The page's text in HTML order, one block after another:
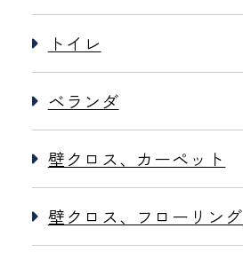
トイレ
ベランダ
壁クロス、カーペット
壁クロス、フローリング